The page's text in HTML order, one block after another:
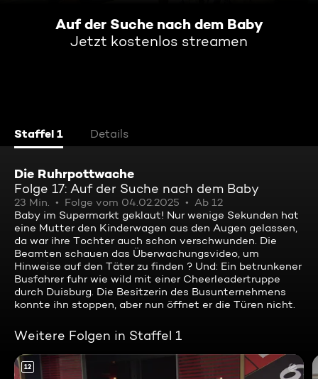
Auf der Suche nach dem Baby
Jetzt kostenlos streamen
Staffel 1 Details
Die Ruhrpottwache
Folge 17: Auf der Suche nach dem Baby
23 Min. Folge vom 04.02.2025
Ab 12
Baby im Supermarkt geklaut! Nur wenige Sekunden hat
eine Mutter den Kinderwagen aus den Augen gelassen,
da war ihre Tochter auch schon verschwunden. Die
Beamten schauen das Überwachungsvideo, um
Hinweise auf den Täter zu finden ? Und: Ein betrunkener
Busfahrer fuhr wie wild mit einer Cheerleadertruppe
durch Duisburg. Die Besitzerin des Busunternehmens
konnte ihn stoppen, aber nun öffnet er die Türen nicht.
Weitere Folgen in Staffel 1
12